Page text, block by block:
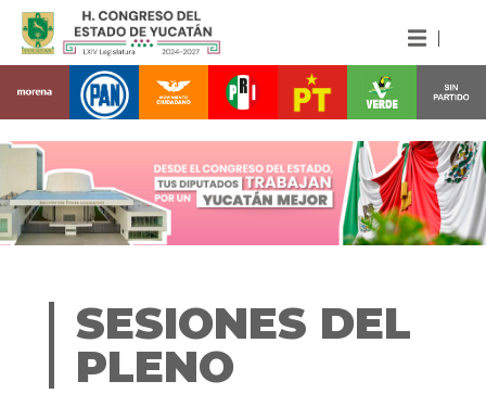
SESIONES DEL
PLENO